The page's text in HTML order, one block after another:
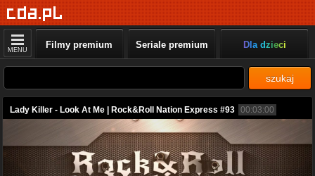
MENU Filmy premium Seriale premium Dla dzieci
szukaj
Lady Killer - Look At Me | Rock&Roll Nation Express #93 00:03:00